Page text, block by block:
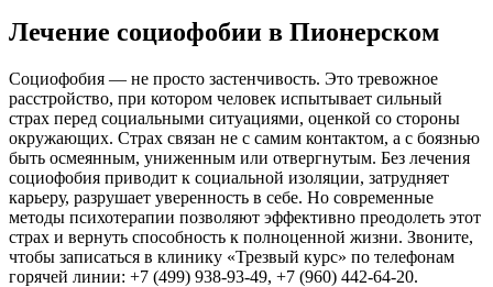
Лечение социофобии в Пионерском
Социофобия — не просто застенчивость. Это тревожное
расстройство, при котором человек испытывает сильный
страх перед социальными ситуациями, оценкой со стороны
окружающих. Страх связан не с самим контактом, а с боязнью
быть осмеянным, униженным или отвергнутым. Без лечения
социофобия приводит к социальной изоляции, затрудняет
карьеру, разрушает уверенность в себе. Но современные
методы психотерапии позволяют эффективно преодолеть этот
страх и вернуть способность к полноценной жизни. Звоните,
чтобы записаться в клинику «Трезвый курс» по телефонам
горячей линии: +7 (499) 938-93-49, +7 (960) 442-64-20.